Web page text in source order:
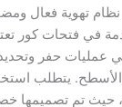
فعال ومضمون.
كور تعتبر
حفر وتحديد
يتطلب استخدام
تصميمها خصيصًا